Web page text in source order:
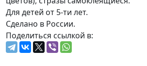
Для детей от 5-ти лет.
Сделано в России.
Поделиться ссылкой в: